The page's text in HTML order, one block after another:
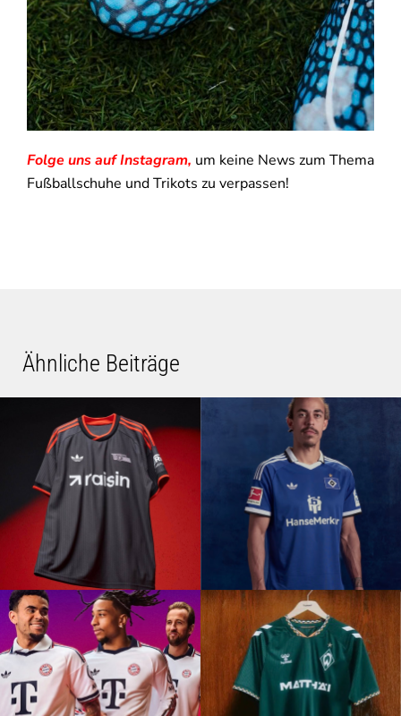
Folge uns auf Instagram, um keine News zum Thema
Fußballschuhe und Trikots zu verpassen!
Ähnliche Beiträge